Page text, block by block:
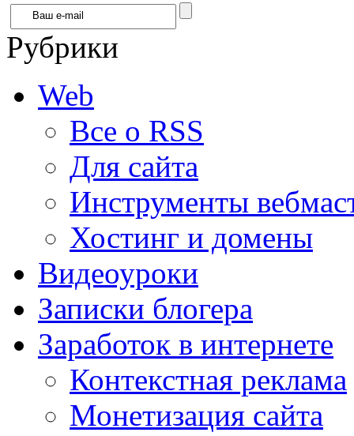
Рубрики
Web
Все о RSS
Для сайта
Инструменты
Хостинг и домены
Видеоуроки
Записки блогера
Заработок в интернете
Контекстная реклама
Монетизация сайта